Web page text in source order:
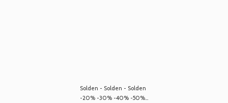
Solden - Solden - Solden
-20% -30% -40% -50%...